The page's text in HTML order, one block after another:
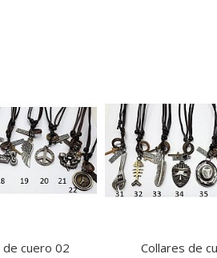
de cuero 02 Collares de